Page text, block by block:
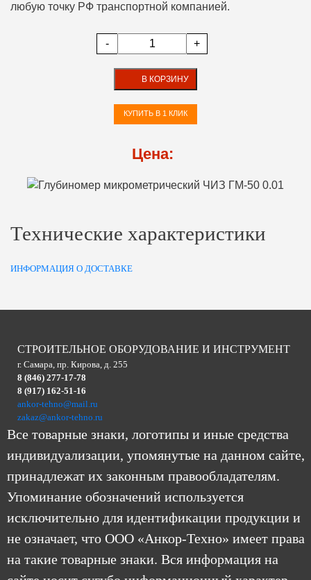
любую точку РФ транспортной компанией.
- +
В КОРЗИНУ
КУПИТЬ В 1 КЛИК
Цена:
Технические характеристики
ИНФОРМАЦИЯ О ДОСТАВКЕ
СТРОИТЕЛЬНОЕ ОБОРУДОВАНИЕ И ИНСТРУМЕНТ
г. Самара, пр. Кирова, д. 255
8 (846) 277-17-78
8 (917) 162-51-16
ankor-tehno@mail.ru
zakaz@ankor-tehno.ru
Все товарные знаки, логотипы и иные средства
индивидуализации, упомянутые на данном сайте,
принадлежат их законным правообладателям.
Упоминание обозначений используется
исключительно для идентификации продукции и
не означает, что ООО «Анкор-Техно» имеет права
на такие товарные знаки. Вся информация на